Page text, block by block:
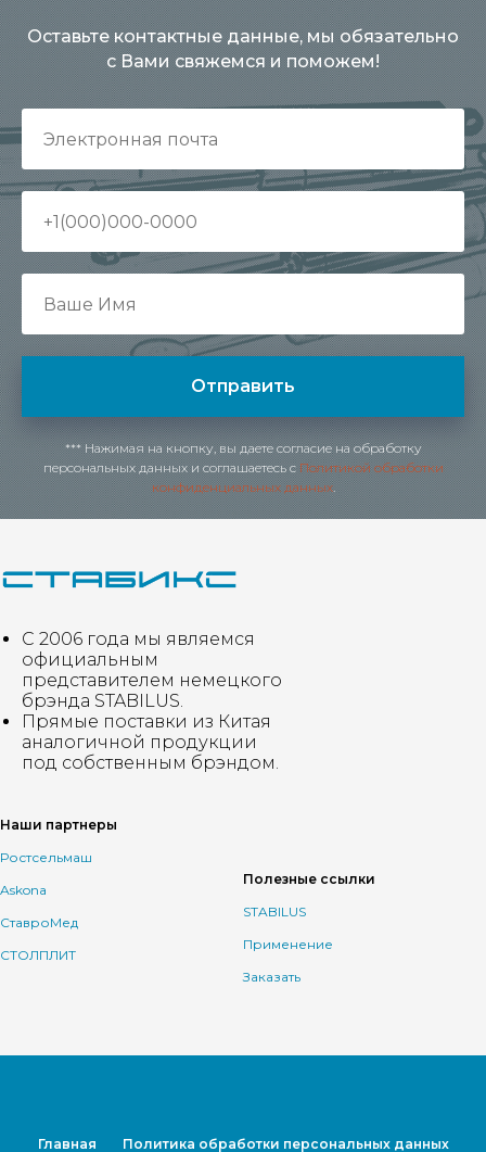
Оставьте контактные данные, мы обязательно
с Вами свяжемся и поможем!
Отправить
*** Нажимая на кнопку, вы даете согласие на обработку
персональных данных и соглашаетесь c Политикой обработки
конфиденциальных данных.
С 2006 года мы являемся
официальным
представителем немецкого
брэнда STABILUS.
Прямые поставки из Китая
аналогичной продукции
под собственным брэндом.
Наши партнеры
Ростсельмаш
Askona
СтавроМед
СТОЛПЛИТ
Полезные ссылки
STABILUS
Применение
Заказать
Главная Политика обработки персональных данных